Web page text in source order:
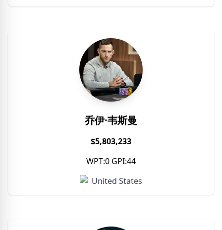
乔伊·韦斯曼
$5,803,233
WPT:0 GPI:44
United States